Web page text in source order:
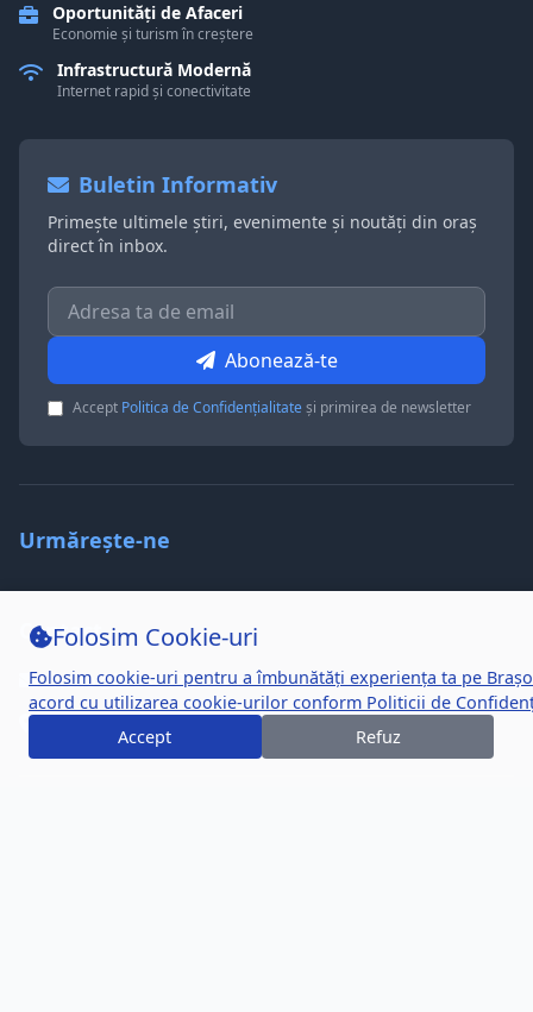
Oportunități de Afaceri
Economie și turism în creștere
Infrastructură Modernă
Internet rapid și conectivitate
Buletin Informativ
Primește ultimele știri, evenimente și noutăți din oraș
direct în inbox.
Abonează-te
Accept Politica de Confidențialitateși primirea de newsletter
Urmărește-ne
Contact
hello@brasov24.com
Brașov, Romania
Folosim Cookie-uri
Folosim cookie-uri pentru a îmbunătăți experiența ta pe
acord cu utilizarea cookie-urilor conform Politicii de
Accept
Refuz